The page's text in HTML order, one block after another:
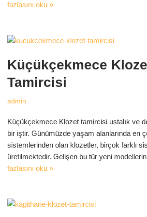
fazlasını oku »
Küçükçekmece
Tamircisi
admin
Küçükçekmece Klozet tamircisi ustalık ve
bir iştir. Günümüzde yaşam alanlarında en
sistemlerinden olan klozetler, birçok farklı
üretilmektedir. Gelişen bu tür yeni
fazlasını oku »